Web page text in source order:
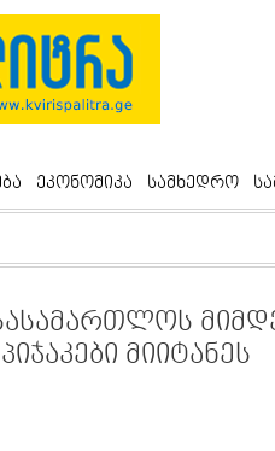
ეკონომიკა სამხედრო
მიიტანეს